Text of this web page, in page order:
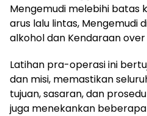
Mengemudi melebihi batas
arus lalu lintas, Mengemudi
alkohol dan Kendaraan
Latihan pra-operasi ini
dan misi, memastikan
tujuan, sasaran, dan
juga menekankan